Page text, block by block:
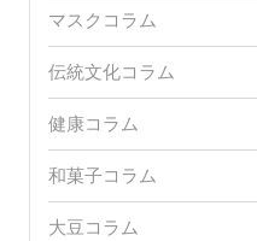
マスクコラム
伝統文化コラム
健康コラム
和菓子コラム
大豆コラム